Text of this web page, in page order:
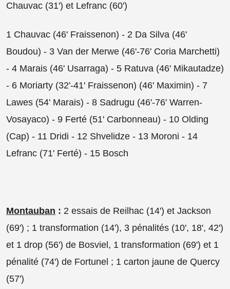
Chauvac (31') et Lefranc (60')
1 Chauvac (46' Fraissenon) - 2 Da Silva (46'
Boudou) - 3 Van der Merwe (46'-76' Coria Marchetti)
- 4 Marais (46' Usarraga) - 5 Ratuva (46' Mikautadze)
- 6 Moriarty (32'-41' Fraissenon) (46' Maximin) - 7
Lawes (54' Marais) - 8 Sadrugu (46'-76' Warren-
Vosayaco) - 9 Ferté (51' Carbonneau) - 10 Olding
(Cap) - 11 Dridi - 12 Shvelidze - 13 Moroni - 14
Lefranc (71' Ferté) - 15 Bosch
Montauban : 2 essais de Reilhac (14') et Jackson
(69') ; 1 transformation (14'), 3 pénalités (10', 18', 42')
et 1 drop (56') de Bosviel, 1 transformation (69') et 1
pénalité (74') de Fortunel ; 1 carton jaune de Quercy
(57')